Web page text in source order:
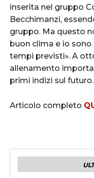
inserita nel gruppo
Becchimanzi,
gruppo. Ma questo
buon clima e io
tempi previsti». A
allenamento
primi indizi sul futuro.
Articolo completo